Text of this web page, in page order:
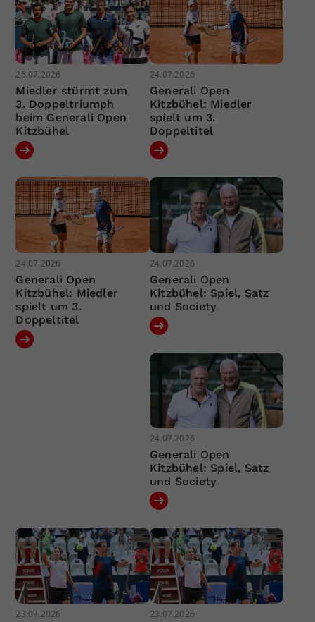
25.07.2026
Miedler stürmt zum
3. Doppeltriumph
beim Generali Open
Kitzbühel
24.07.2026
Generali Open
Kitzbühel: Miedler
spielt um 3.
Doppeltitel
24.07.2026
Generali Open
Kitzbühel: Miedler
spielt um 3.
Doppeltitel
24.07.2026
Generali Open
Kitzbühel: Spiel, Satz
und Society
24.07.2026
Generali Open
Kitzbühel: Spiel, Satz
und Society
23.07.2026 23.07.2026